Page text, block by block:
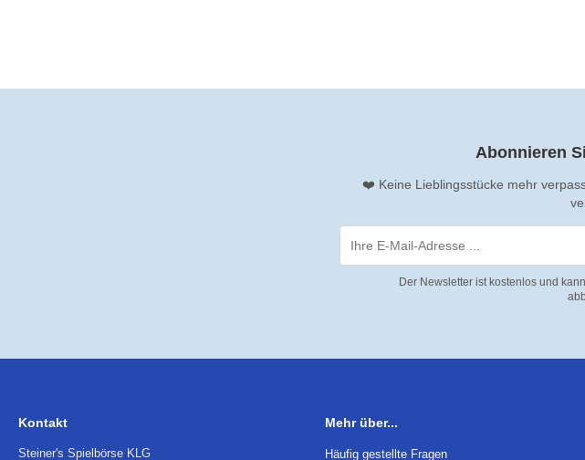
Abonnieren
❤️ Keine Lieblingsstücke mehr
Der Newsletter ist kostenlos und
Kontakt
Steiner's Spielbörse KLG
Mehr über...
Häufig gestellte Fragen